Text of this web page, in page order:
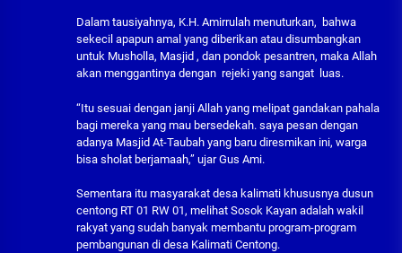
Dalam tausiyahnya, K.H. Amirrulah menuturkan, bahwa
sekecil apapun amal yang diberikan atau disumbangkan
untuk Musholla, Masjid , dan pondok pesantren, maka Allah
akan menggantinya dengan rejeki yang sangat luas.
“Itu sesuai dengan janji Allah yang melipat gandakan pahala
bagi mereka yang mau bersedekah. saya pesan dengan
adanya Masjid At-Taubah yang baru diresmikan ini, warga
bisa sholat berjamaah,” ujar Gus Ami.
Sementara itu masyarakat desa kalimati khususnya dusun
centong RT 01 RW 01, melihat Sosok Kayan adalah wakil
rakyat yang sudah banyak membantu program-program
pembangunan di desa Kalimati Centong.